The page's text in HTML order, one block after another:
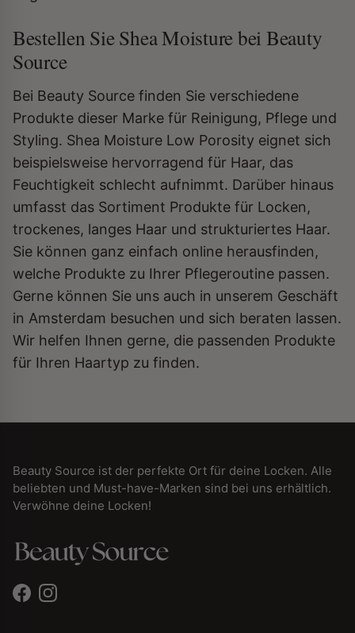
Bestellen Sie Shea Moisture bei Beauty
Source
Bei Beauty Source finden Sie verschiedene
Produkte dieser Marke für Reinigung, Pflege und
Styling. Shea Moisture Low Porosity eignet sich
beispielsweise hervorragend für Haar, das
Feuchtigkeit schlecht aufnimmt. Darüber hinaus
umfasst das Sortiment Produkte für Locken,
trockenes, langes Haar und strukturiertes Haar.
Sie können ganz einfach online herausfinden,
welche Produkte zu Ihrer Pflegeroutine passen.
Gerne können Sie uns auch in unserem Geschäft
in Amsterdam besuchen und sich beraten lassen.
Wir helfen Ihnen gerne, die passenden Produkte
für Ihren Haartyp zu finden.
Beauty Source ist der perfekte Ort für deine Locken. Alle
beliebten und Must-have-Marken sind bei uns erhältlich.
Verwöhne deine Locken!
FacebookInstagram